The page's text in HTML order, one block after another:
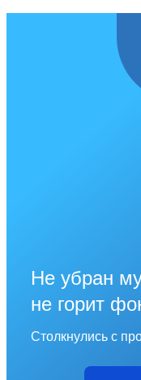
Не убран
не горит
Столкнулись с